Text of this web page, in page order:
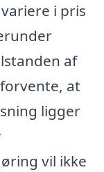
i pris
af
at
ligger
vil ikke